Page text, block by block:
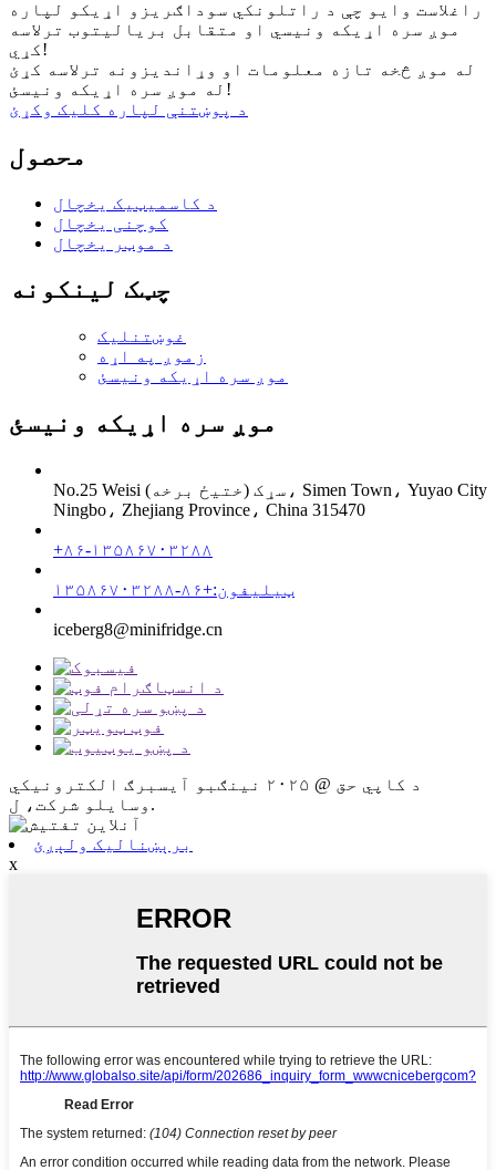
راغلاست وایو چې د راتلونکي سوداګریزو اړیکو لپاره
موږ سره اړیکه ونیسي او متقابل بریالیتوب ترلاسه
کړي!
له موږ څخه تازه معلومات او وړاندیزونه ترلاسه کړئ
له موږ سره اړیکه ونیسئ!
د پوښتنې لپاره کلیک وکړئ
محصول
د کاسمیټیک یخچال
کوچنی یخچال
د موټر یخچال
چټک لینکونه
غوښتنلیک
زموږ په اړه
موږ سره اړیکه ونیسئ
موږ سره اړیکه ونیسئ
No.25 Weisi سړک (ختیځ برخه)، Simen Town، Yuyao City
Ningbo، Zhejiang Province، China 315470
+۸۶-۱۳۵۸۶۷۰۳۲۸۸
ټیلیفون:+۸۶-۱۳۵۸۶۷۰۳۲۸۸
iceberg8@minifridge.cn
د کاپي حق @ ۲۰۲۵ نینګبو آیسبرګ الکترونیکي
وسایلو شرکت، ل.
برېښنالیک ولېږئ
x